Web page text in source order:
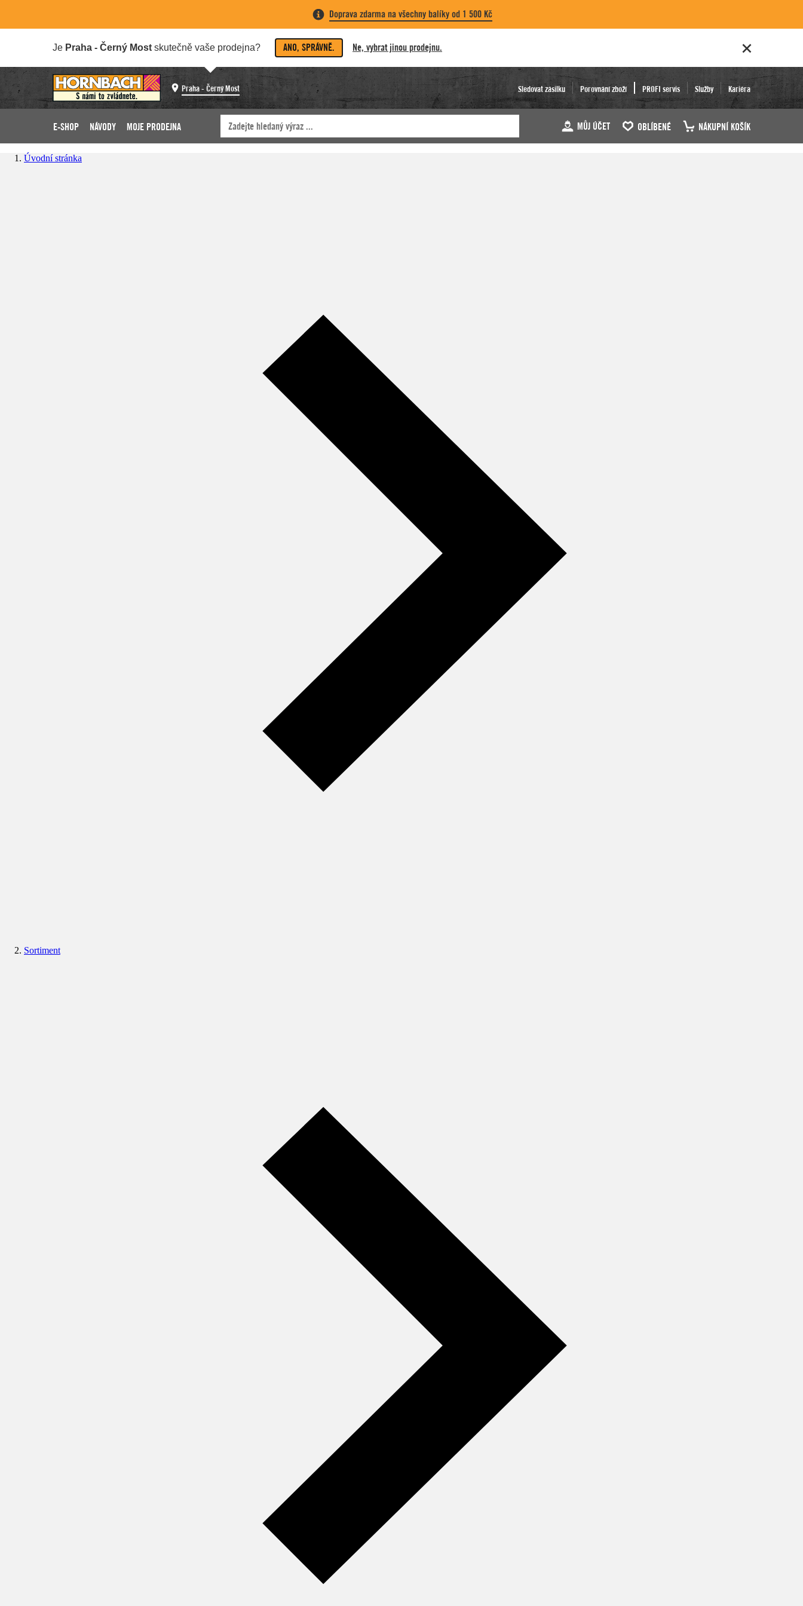
Doprava zdarma na všechny balíky od 1 500 Kč
Je Praha - Černý Most skutečně vaše prodejna? ANO, SPRÁVNĚ. Ne, vybrat jinou prodejnu.
Praha - Černý Most Sledovat zásilku Porovnání zboží PROFI servis Služby Kariéra
E-SHOP NÁVODY MOJE PRODEJNA MŮJ ÚČET OBLÍBENÉ NÁKUPNÍ KOŠÍK
Úvodní stránka
Sortiment